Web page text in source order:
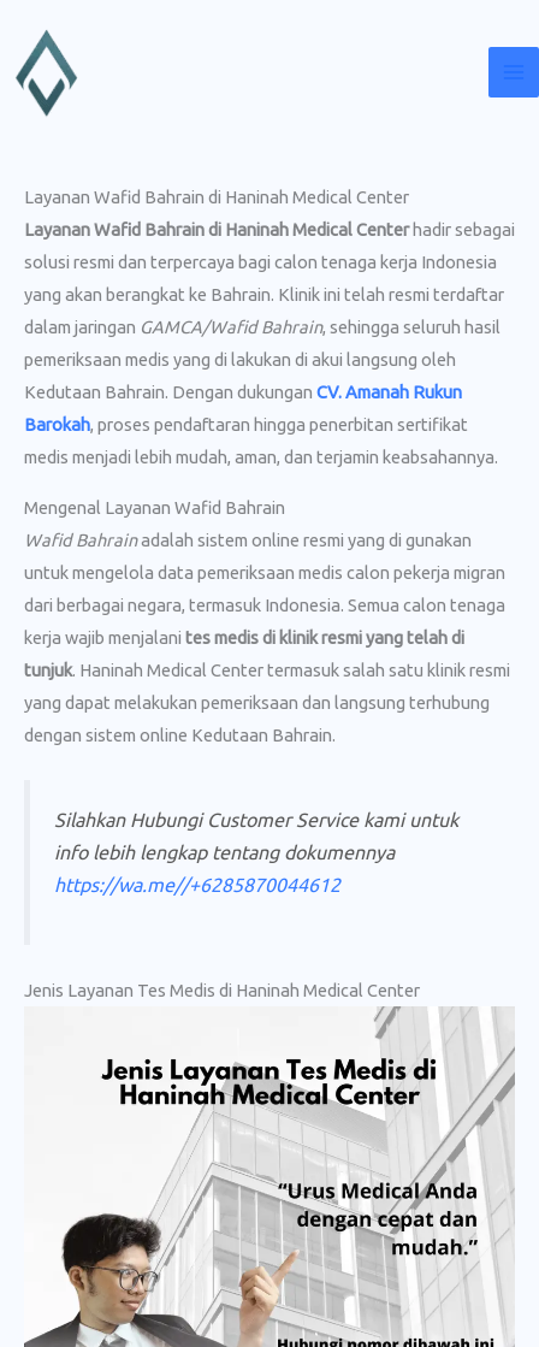
konten
Layanan Wafid Bahrain di Haninah Medical Center
Layanan Wafid Bahrain di Haninah Medical Centerhadir sebagai
solusi resmi dan terpercaya bagi calon tenaga kerja Indonesia
yang akan berangkat ke Bahrain. Klinik ini telah resmi terdaftar
dalam jaringan GAMCA/Wafid Bahrain, sehingga seluruh hasil
pemeriksaan medis yang di lakukan di akui langsung oleh
Kedutaan Bahrain. Dengan dukungan CV. Amanah Rukun
Barokah, proses pendaftaran hingga penerbitan sertifikat
medis menjadi lebih mudah, aman, dan terjamin keabsahannya.
Mengenal Layanan Wafid Bahrain
Wafid Bahrainadalah sistem online resmi yang di gunakan
untuk mengelola data pemeriksaan medis calon pekerja migran
dari berbagai negara, termasuk Indonesia. Semua calon tenaga
kerja wajib menjalani tes medis di klinik resmi yang telah di
tunjuk. Haninah Medical Center termasuk salah satu klinik resmi
yang dapat melakukan pemeriksaan dan langsung terhubung
dengan sistem online Kedutaan Bahrain.
Silahkan Hubungi Customer Service kami untuk
info lebih lengkap tentang dokumennya
https://wa.me//+6285870044612
Jenis Layanan Tes Medis di Haninah Medical Center